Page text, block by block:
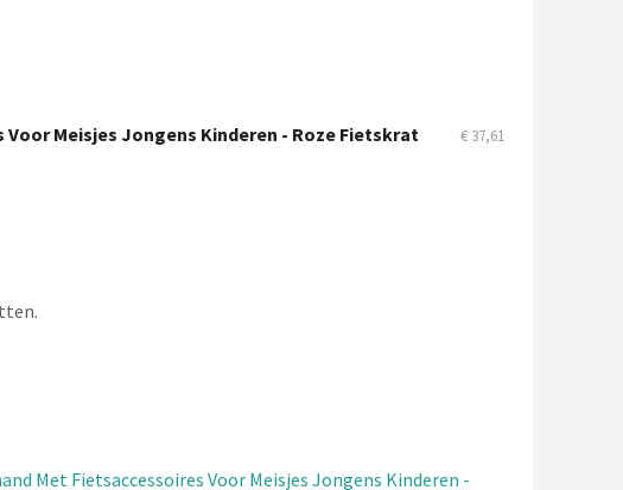
Meisjes Jongens Kinderen - Roze Fietskrat € 37,61
Met Fietsaccessoires Voor Meisjes Jongens Kinderen -